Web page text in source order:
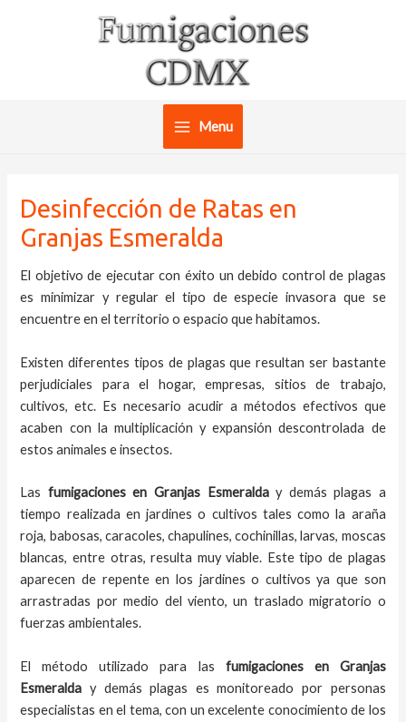
Main
Menu
Desinfección de Ratas en
Granjas Esmeralda
El objetivo de ejecutar con éxito un debido control de plagas
es minimizar y regular el tipo de especie invasora que se
encuentre en el territorio o espacio que habitamos.
Existen diferentes tipos de plagas que resultan ser bastante
perjudiciales para el hogar, empresas, sitios de trabajo,
cultivos, etc. Es necesario acudir a métodos efectivos que
acaben con la multiplicación y expansión descontrolada de
estos animales e insectos.
Las fumigacionesen Granjas Esmeralday demás plagas a
tiempo realizada en jardines o cultivos tales como la araña
roja, babosas, caracoles, chapulines, cochinillas, larvas, moscas
blancas, entre otras, resulta muy viable. Este tipo de plagas
aparecen de repente en los jardines o cultivos ya que son
arrastradas por medio del viento, un traslado migratorio o
fuerzas ambientales.
El método utilizado para las fumigaciones en
Granjas
Esmeralda y demás plagas es monitoreado por personas
especialistas en el tema, con un excelente conocimiento de los